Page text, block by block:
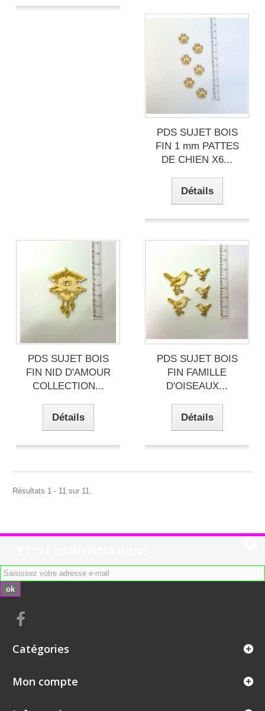
PDS SUJET BOIS
FIN 1 mm PATTES
DE CHIEN X6...
Détails
PDS SUJET BOIS
FIN NID D'AMOUR
COLLECTION...
Détails
PDS SUJET BOIS
FIN FAMILLE
D'OISEAUX...
Détails
Résultats 1 - 11 sur 11.
ok
Catégories
Mon compte